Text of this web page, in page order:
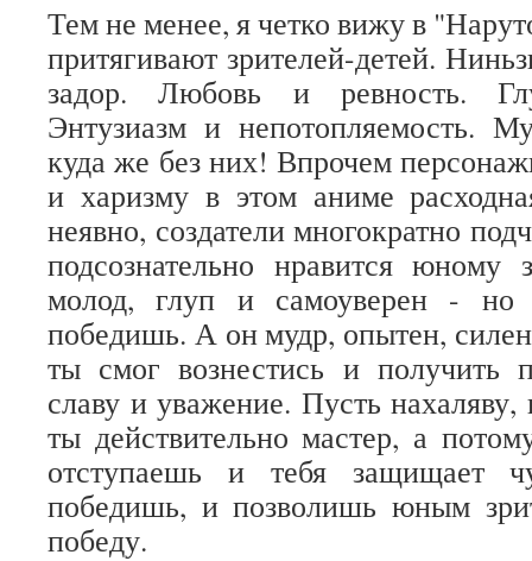
Тем не менее, я четко вижу в
притягивают зрителей-детей.
задор. Любовь и ревность.
Энтузиазм и непотопляемость.
куда же без них! Впрочем
и харизму в этом аниме
неявно, создатели многократно
подсознательно нравится
молод, глуп и самоуверен - но
победишь. А он мудр, опытен,
ты смог вознестись и получить
славу и уважение. Пусть
ты действительно мастер, а
отступаешь и тебя защищает
победишь, и позволишь юным
победу.